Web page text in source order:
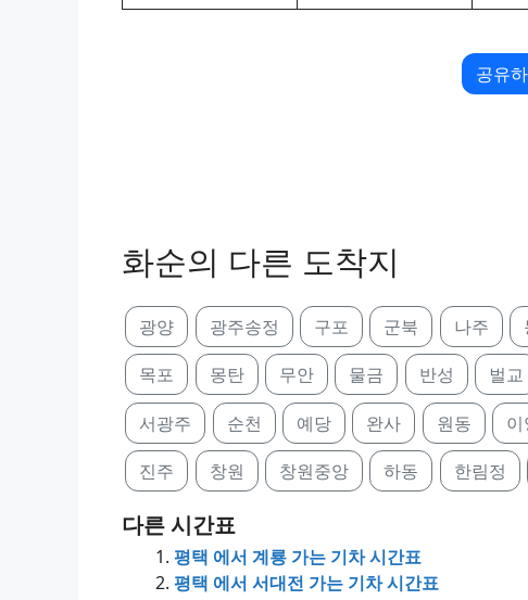
공유
화순의 다른 도착지
광양 광주송정 구포 군북 나주
목포 몽탄 무안 물금 반성 벌교
서광주 순천 예당 완사 원동
진주 창원 창원중앙 하동 한림정
다른 시간표
평택 에서 계룡 가는 기차 시간표
평택 에서 서대전 가는 기차 시간표